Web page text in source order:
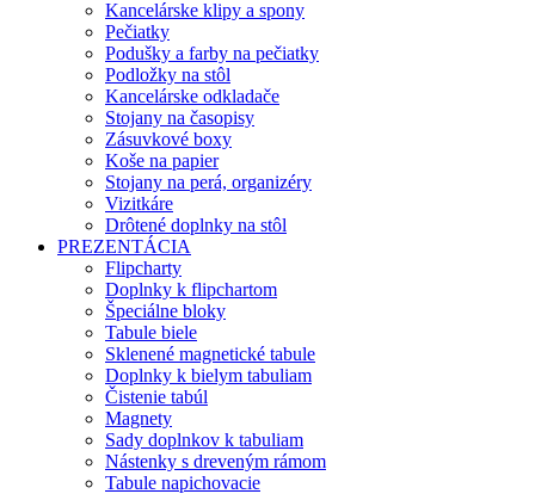
Kancelárske klipy a spony
Pečiatky
Podušky a farby na pečiatky
Podložky na stôl
Kancelárske odkladače
Stojany na časopisy
Zásuvkové boxy
Koše na papier
Stojany na perá, organizéry
Vizitkáre
Drôtené doplnky na stôl
PREZENTÁCIA
Flipcharty
Doplnky k flipchartom
Špeciálne bloky
Tabule biele
Sklenené magnetické tabule
Doplnky k bielym tabuliam
Čistenie tabúl
Magnety
Sady doplnkov k tabuliam
Nástenky s dreveným rámom
Tabule napichovacie